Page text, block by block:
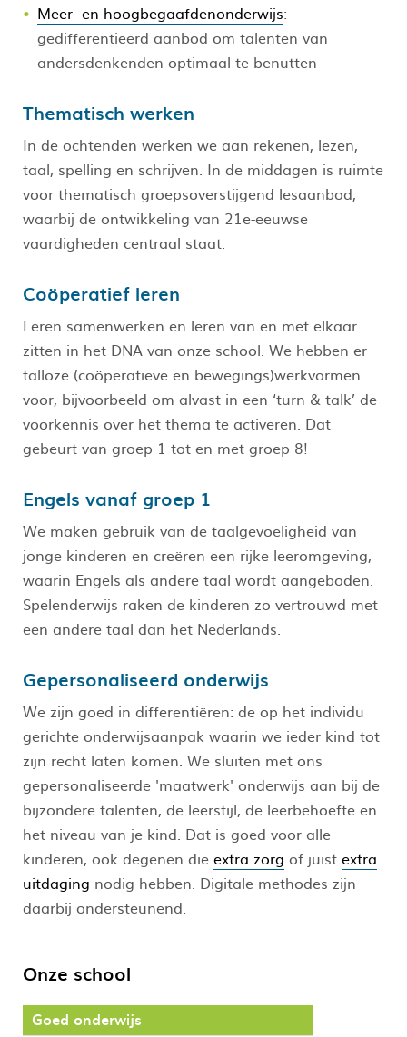
Meer- en hoogbegaafdenonderwijs:
gedifferentieerd aanbod om talenten van
andersdenkenden optimaal te benutten
Thematisch werken
In de ochtenden werken we aan rekenen, lezen,
taal, spelling en schrijven. In de middagen is ruimte
voor thematisch groepsoverstijgend lesaanbod,
waarbij de ontwikkeling van 21e-eeuwse
vaardigheden centraal staat.
Coöperatief leren
Leren samenwerken en leren van en met elkaar
zitten in het DNA van onze school. We hebben er
talloze (coöperatieve en bewegings)werkvormen
voor, bijvoorbeeld om alvast in een ‘turn & talk’ de
voorkennis over het thema te activeren. Dat
gebeurt van groep 1 tot en met groep 8!
Engels vanaf groep 1
We maken gebruik van de taalgevoeligheid van
jonge kinderen en creëren een rijke leeromgeving,
waarin Engels als andere taal wordt aangeboden.
Spelenderwijs raken de kinderen zo vertrouwd met
een andere taal dan het Nederlands.
Gepersonaliseerd onderwijs
We zijn goed in differentiëren: de op het individu
gerichte onderwijsaanpak waarin we ieder kind tot
zijn recht laten komen. We sluiten met ons
gepersonaliseerde 'maatwerk' onderwijs aan bij de
bijzondere talenten, de leerstijl, de leerbehoefte en
het niveau van je kind. Dat is goed voor alle
kinderen, ook degenen die extra zorg of juist extra
uitdaging nodig hebben. Digitale methodes zijn
daarbij ondersteunend.
Onze school
Goed onderwijs